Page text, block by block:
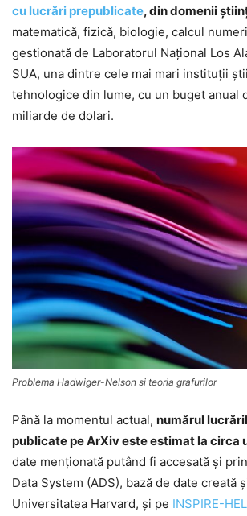
cu lucrări prepublicate, din domenii
matematică, fizică, biologie, calcul
gestionată de Laboratorul Naţional Los
SUA, una dintre cele mai mari instituţii
tehnologice din lume, cu un buget anual
miliarde de dolari.
Problema Hadwiger-Nelson si teoria grafurilor
Până la momentul actual, numărul
publicate pe ArXiv este estimat la circa
date menţionată putând fi accesată şi
Data System (ADS), bază de date creată
Universitatea Harvard, şi pe INSPIRE-